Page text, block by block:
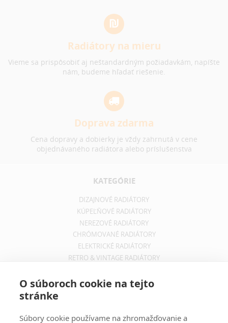
Radiátory na mieru
Vieme sa prispôsobiť aj neštandardným požiadavkám, napíšte
nám, budeme hľadať riešenie.
Doprava zdarma
Cena dopravy a dobierky je vždy zahrnutá v cene
objednávaného radiátora alebo príslušenstva
KATEGÓRIE
DIZAJNOVÉ RADIÁTORY
KÚPEĽŇOVÉ RADIÁTORY
NEREZOVÉ RADIÁTORY
CHRÓMOVANÉ RADIÁTORY
ELEKTRICKÉ RADIÁTORY
RETRO & VINTAGE RADIÁTORY
INFORMÁCIE O DOPRAVE
O súboroch cookie na tejto
stránke
Súbory cookie používame na zhromažďovanie a